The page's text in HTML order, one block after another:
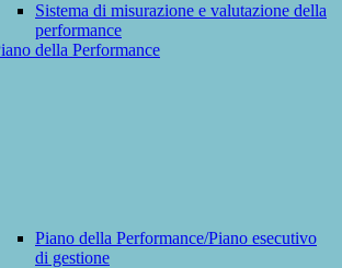
Sistema di misurazione e valutazione della
performance
della Performance
Piano della Performance/Piano esecutivo
di gestione